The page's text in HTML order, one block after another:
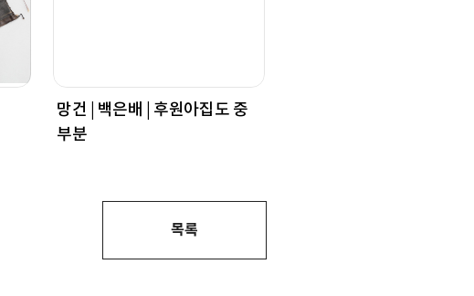
망건 | 백은배 | 후원아집도 중
부분
목록